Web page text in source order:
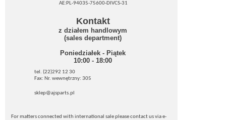
AE:PL-94035-75600-DIVCS-31
Kontakt
z działem handlowym
(sales department)
Poniedziałek - Piątek
10:00 - 18:00
tel. (22)292 12 30
Fax: Nr. wewnętrzny: 305
sklep@ajsparts.pl
For matters connected with international sale please contact us via e-